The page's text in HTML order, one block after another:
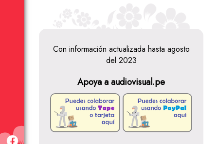
Con información actualizada hasta agosto
del 2023
Apoya a audiovisual.pe